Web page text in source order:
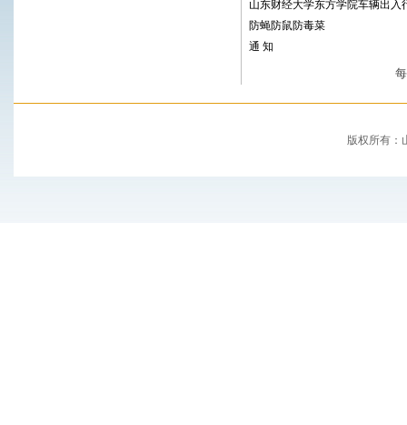
山东财经大学东方学院车辆出入
防蝇防鼠防毒菜
通 知
版权所有：